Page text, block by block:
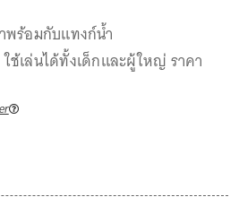
ร้อมกับแทงก์น้ำ
เล่นได้ทั้งเด็กและผู้ใหญ่ ราคา